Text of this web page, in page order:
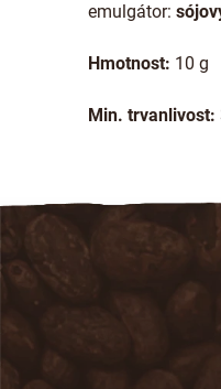
emulgátor:
Hmotnost: 10 g
Min. trvanlivost:
Z
á
p
a